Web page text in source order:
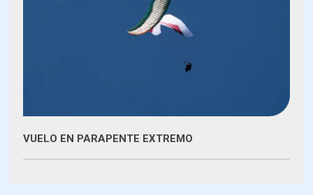
VUELO EN PARAPENTE EXTREMO